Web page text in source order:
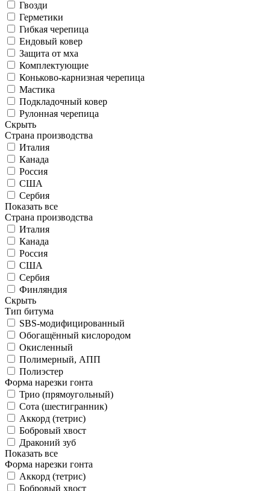
Гвозди
Герметики
Гибкая черепица
Ендовый ковер
Защита от мха
Комплектующие
Коньково-карнизная черепица
Мастика
Подкладочный ковер
Рулонная черепица
Скрыть
Страна производства
Италия
Канада
Россия
США
Сербия
Показать все
Страна производства
Италия
Канада
Россия
США
Сербия
Финляндия
Скрыть
Тип битума
SBS-модифицированный
Обогащённый кислородом
Окисленный
Полимерный, АПП
Полиэстер
Форма нарезки гонта
Трио (прямоугольный)
Сота (шестигранник)
Аккорд (тетрис)
Бобровый хвост
Драконий зуб
Показать все
Форма нарезки гонта
Аккорд (тетрис)
Бобровый хвост